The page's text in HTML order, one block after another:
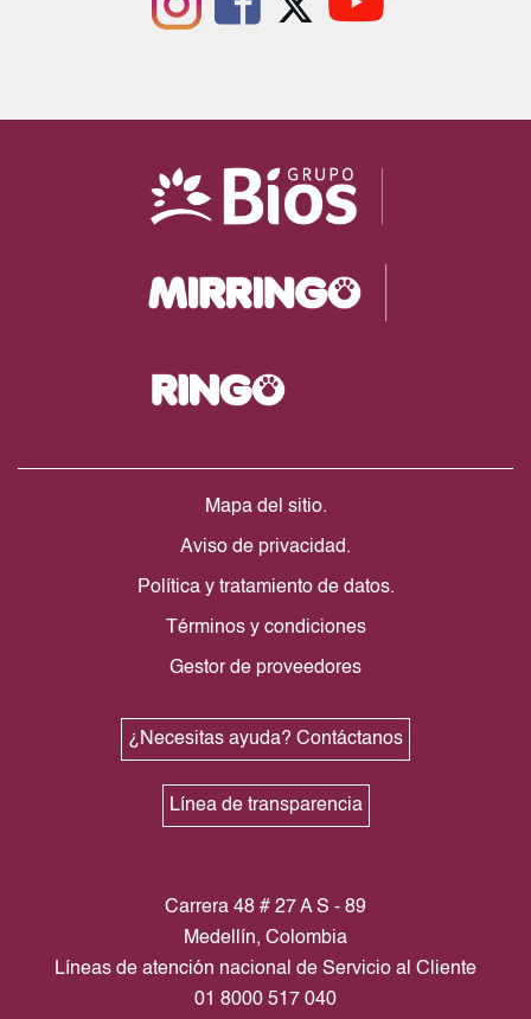
Mapa del sitio.
Aviso de privacidad.
Política y tratamiento de datos.
Términos y condiciones
Gestor de proveedores
¿Necesitas ayuda? Contáctanos
Línea de transparencia
Carrera 48 # 27 A S - 89
Medellín, Colombia
Líneas de atención nacional de Servicio al Cliente
01 8000 517 040